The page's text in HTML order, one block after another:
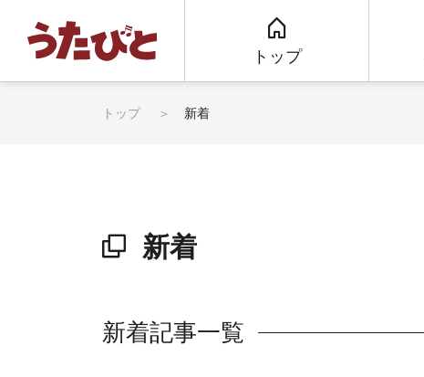
トップ
トップ 新着
新着
新着記事一覧